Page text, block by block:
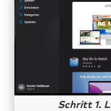
Schritt 1.